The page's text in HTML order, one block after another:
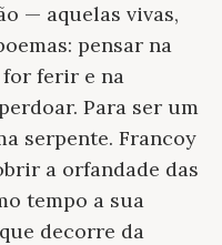
— aquelas vivas,
pensar na
for ferir e na
Para ser um
serpente. Francoy
a orfandade das
tempo a sua
decorre da